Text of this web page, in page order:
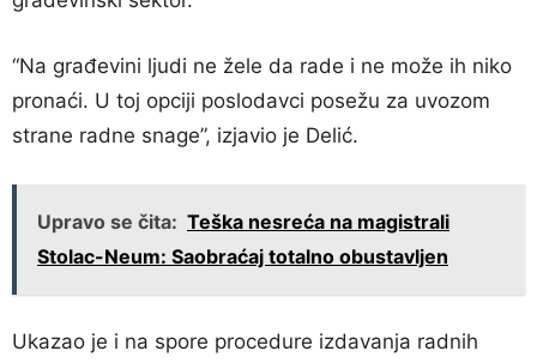
“Na građevini ljudi ne žele da rade i ne može ih niko
pronaći. U toj opciji poslodavci posežu za uvozom
strane radne snage”, izjavio je Delić.
Upravo se čita: Teška nesreća na magistrali
Stolac-Neum: Saobraćaj totalno obustavljen
Ukazao je i na spore procedure izdavanja radnih